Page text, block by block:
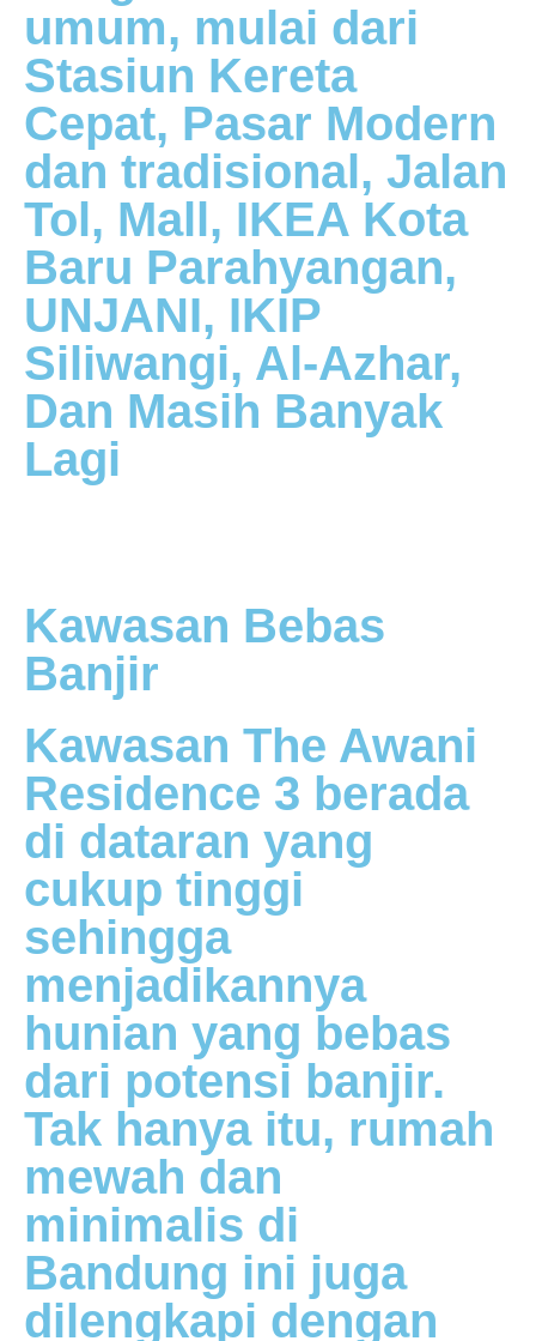
umum, mulai dari
Stasiun Kereta
Cepat, Pasar Modern
dan tradisional, Jalan
Tol, Mall, IKEA Kota
Baru Parahyangan,
UNJANI, IKIP
Siliwangi, Al-Azhar,
Dan Masih Banyak
Lagi
Kawasan Bebas
Banjir
Kawasan The Awani
Residence 3 berada
di dataran yang
cukup tinggi
sehingga
menjadikannya
hunian yang bebas
dari potensi banjir.
Tak hanya itu, rumah
mewah dan
minimalis di
Bandung ini juga
dilengkapi dengan